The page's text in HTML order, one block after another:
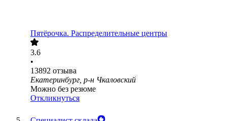
Пятёрочка. Распределительные центры
3.6
•
13892 отзыва
Екатеринбург, р-н Чкаловский
Можно без резюме
Откликнуться